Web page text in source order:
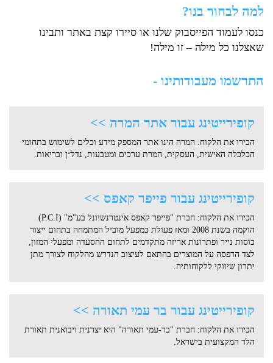
למה לבחור בנו?
כנסו לעמוד הפייסבוק שלנו או סיירו קצת באתר ותבינו
שאצלנו כל מילה – זו מילה!
התרשמו מעבודותינו -
קופירייטינג עבור אתר המרה >>
הכירו את הלקוח: המרה הינו אתר המספק מידע וכלים לשימוש בתחומי
הכלכלה האישית, העסקית, המרת ערכים ומטבעות, נדל״ן ובריאות.
קופירייטינג עבור פייפר קאפס >>
הכירו את הלקוח: חברת "פייפר קאפס אינטרנשיונל בע"מ" (P.C.I)
הוקמה בשנת 2008 ומאז פעולת כמפעל מוביל המתמחה בתחום ייצור
כוסות נייר ופתרונות אריזה מתקדמים לתחום ההסעדה ומפעלי המזון,
לצד הדפסה על המוצרים בהתאם לעיצוב הנדרש מהלקוח לצורך מתן
יתרון שיווקי ללקוחותיה.
קופירייטינג עבור בר עמי תאורה >>
הכירו את הלקוח: חברת "בר-עמי תאורה" היא יצרנית ויבואנית תאורת
הלד המקצועית בישראל.